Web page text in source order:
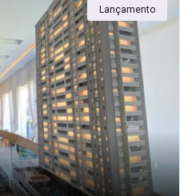
Lançamento